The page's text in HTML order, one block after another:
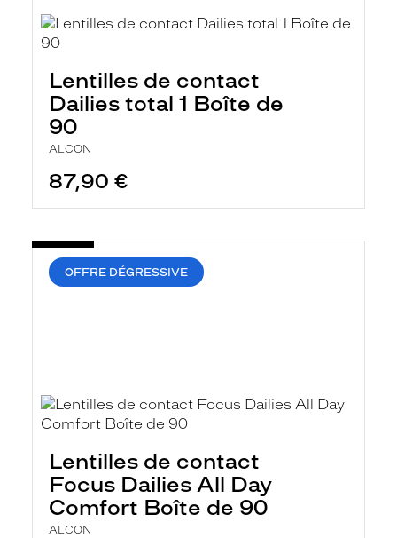
Lentilles de contact
Dailies total 1 Boîte de
90
ALCON
87,90 €
OFFRE DÉGRESSIVE
Lentilles de contact
Focus Dailies All Day
Comfort Boîte de 90
ALCON